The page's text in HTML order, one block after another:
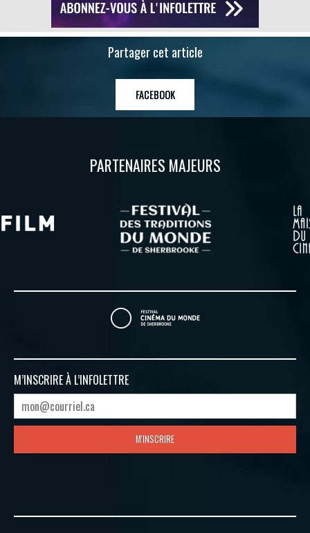
Partager cet article
FACEBOOK
PARTENAIRES MAJEURS
M’INSCRIRE À L’INFOLETTRE
M'INSCRIRE